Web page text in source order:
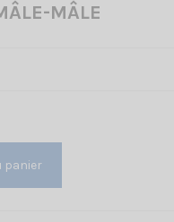
MÂLE
panier